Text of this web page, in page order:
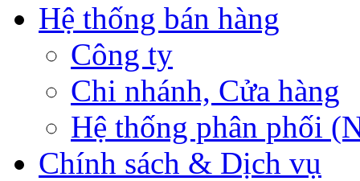
Hệ thống bán hàng
Công ty
Chi nhánh, Cửa hàng
Hệ thống phân phối
Chính sách & Dịch vụ